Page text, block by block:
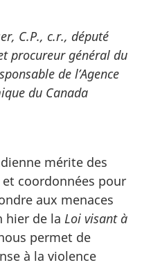
C.P., c.r., député
procureur général du
de l’Agence
du Canada
mérite des
coordonnées pour
aux menaces
hier de la Loi visant à
permet de
à la violence